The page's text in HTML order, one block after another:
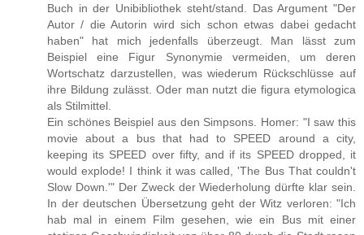
Buch in der Unibibliothek steht/stand. Das Argument "Der
Autor / die Autorin wird sich schon etwas dabei gedacht
haben" hat mich jedenfalls überzeugt. Man lässt zum
Beispiel eine Figur Synonymie vermeiden, um deren
Wortschatz darzustellen, was wiederum Rückschlüsse auf
ihre Bildung zulässt. Oder man nutzt die figura etymologica
als Stilmittel.
Ein schönes Beispiel aus den Simpsons. Homer: "I saw this
movie about a bus that had to SPEED around a city,
keeping its SPEED over fifty, and if its SPEED dropped, it
would explode! I think it was called, 'The Bus That couldn't
Slow Down.'" Der Zweck der Wiederholung dürfte klar sein.
In der deutschen Übersetzung geht der Witz verloren: "Ich
hab mal in einem Film gesehen, wie ein Bus mit einer